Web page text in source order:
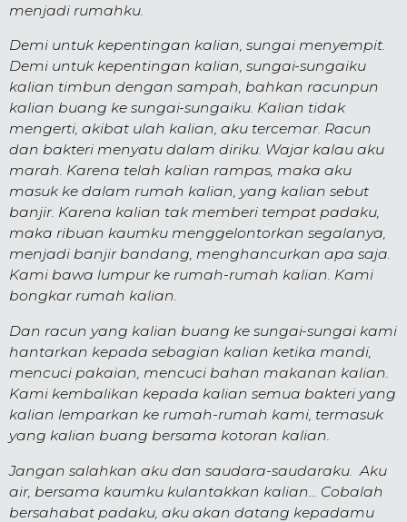
men­jadi rumahku.
Demi untuk kepentingan kalian, sungai me­nyempit.
Demi untuk kepentingan kalian, sungai-sungai­ku
kalian timbun dengan sampah, bahkan racunpun
kalian buang ke sungai-sungaiku. Kalian tidak
mengerti, akibat ulah kalian, aku tercemar. Racun
dan bakteri menyatu dalam diriku. Wajar kalau aku
marah. Karena telah kalian rampas, maka aku
masuk ke dalam rumah kali­an, yang kalian sebut
banjir. Karena kalian tak mem­beri tempat padaku,
maka ribuan kaumku meng­gelon­torkan segalanya,
menjadi banjir bandang, meng­hancur­kan apa saja.
Kami bawa lumpur ke rumah-rumah kalian. Kami
bongkar rumah kalian.
Dan racun yang kalian buang ke sungai-sungai kami
hantarkan kepada sebagian kalian ketika mandi,
men­cuci pakaian, mencuci bahan makanan kalian.
Kami kembalikan kepada kalian semua bakteri yang
kalian lemparkan ke rumah-rumah kami, termasuk
yang kali­an buang bersama kotoran kalian.
Jangan salahkan aku dan saudara-saudaraku. Aku
air, bersama kaumku kulantakkan kali­an... Cobalah
ber­sahabat padaku, aku akan datang kepadamu